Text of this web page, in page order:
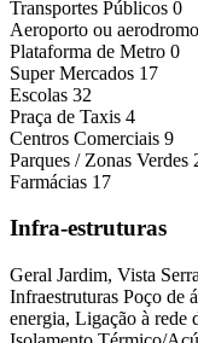
Transportes Públicos 0
Aeroporto ou aerodromo
Plataforma de Metro 0
Super Mercados 17
Escolas 32
Praça de Taxis 4
Centros Comerciais 9
Parques / Zonas Verdes
Farmácias 17
Infra-estruturas
Geral Jardim, Vista
Infraestruturas Poço de
energia, Ligação à rede